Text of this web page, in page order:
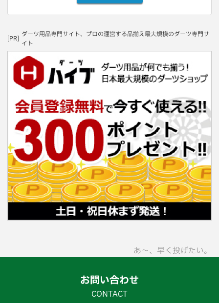
[PR]
ダーツ用品専門サイト、プロの運営する品揃え最大規模のダーツ専門サ
イト
あ〜、早く投げたい。
お問い合わせ
CONTACT